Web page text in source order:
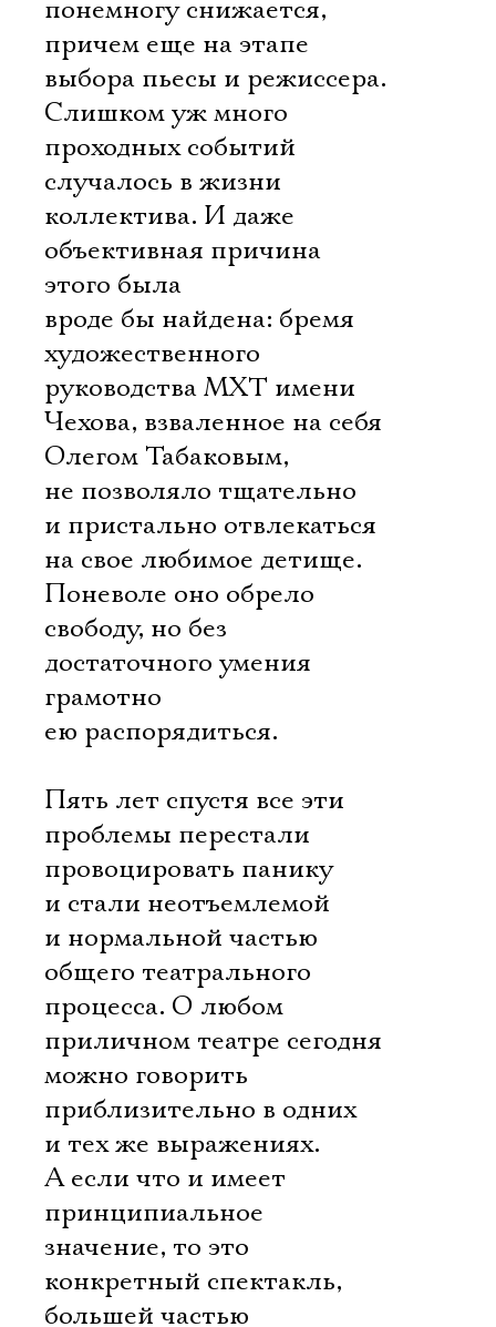
понемногу снижается,
причем еще на этапе
выбора пьесы и режиссера.
Слишком уж много
проходных событий
случалось в жизни
коллектива. И даже
объективная причина
этого была
вроде бы найдена: бремя
художественного
руководства МХТ имени
Чехова, взваленное на себя
Олегом Табаковым,
не позволяло тщательно
и пристально отвлекаться
на свое любимое детище.
Поневоле оно обрело
свободу, но без
достаточного умения
грамотно
ею распорядиться.
Пять лет спустя все эти
проблемы перестали
провоцировать панику
и стали неотъемлемой
и нормальной частью
общего театрального
процесса. О любом
приличном театре сегодня
можно говорить
приблизительно в одних
и тех же выражениях.
А если что и имеет
принципиальное
значение, то это
конкретный спектакль,
большей частью